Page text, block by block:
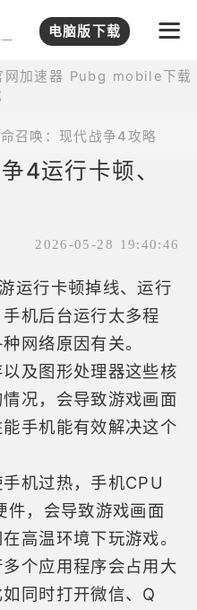
电脑版下载
加速器
Pubg mobile下载
召唤：现代战争4攻略
4运行卡顿、
2026-05-28 19:40:46
运行卡顿掉线、运行
机后台运行太多程
网络原因有关。
及图形处理器这些核
况，会导致游戏画面
手机能有效解决这个
机过热，手机CPU
件，会导致游戏画面
高温环境下玩游戏。
个应用程序会占用大
同时打开微信、Q